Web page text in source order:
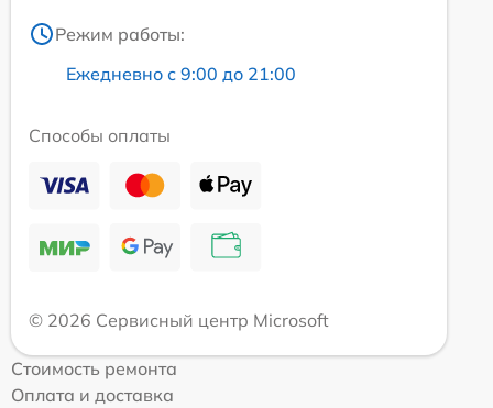
Режим работы:
Ежедневно с 9:00 до 21:00
Способы оплаты
© 2026 Сервисный центр Microsoft
Стоимость ремонта
Оплата и доставка